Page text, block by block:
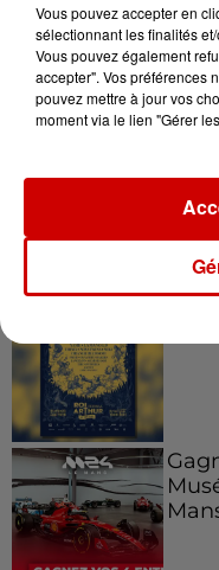
Jeux
Vous pouvez accepter en
sélectionnant les finalités
Vous pouvez également
accepter". Vos préférences
pouvez mettre à jour vos
moment via le lien "Gérer